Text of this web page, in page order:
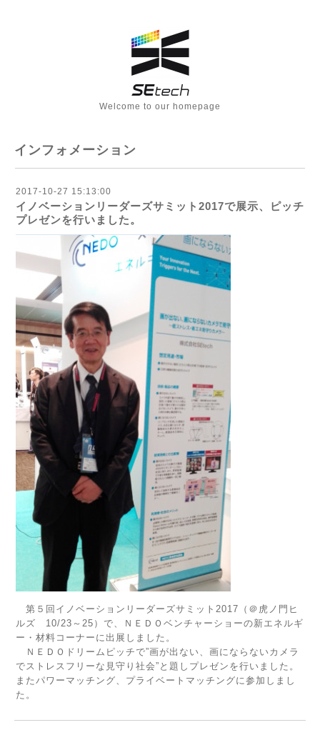
Welcome to our homepage
インフォメーション
2017-10-27 15:13:00
イノベーションリーダーズサミット2017で展示、ピッチ
プレゼンを行いました。
第５回イノベーションリーダーズサミット2017（＠虎ノ門ヒ
ルズ 10/23～25）で、ＮＥＤＯベンチャーショーの新エネルギ
ー・材料コーナーに出展しました。
ＮＥＤＯドリームピッチで”画が出ない、画にならないカメラ
でストレスフリーな見守り社会”と題しプレゼンを行いました。
またパワーマッチング、プライベートマッチングに参加しまし
た。